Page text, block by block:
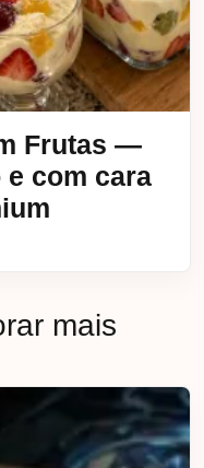
Frutas —
com cara
mais